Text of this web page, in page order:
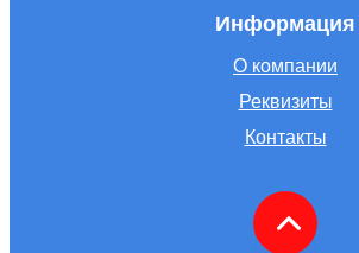
Информация
О компании
Реквизиты
Контакты